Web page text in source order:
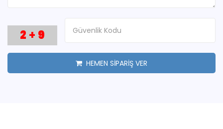
2 + 9
HEMEN SİPARİŞ VER